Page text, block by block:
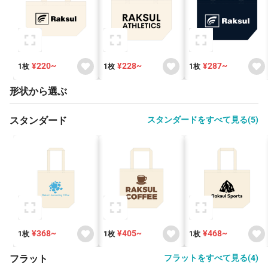
1枚 ¥220~ 1枚 ¥228~ 1枚 ¥287~
形状から選ぶ
スタンダード スタンダードをすべて見る(5)
1枚 ¥368~ 1枚 ¥405~ 1枚 ¥468~
フラット フラットをすべて見る(4)